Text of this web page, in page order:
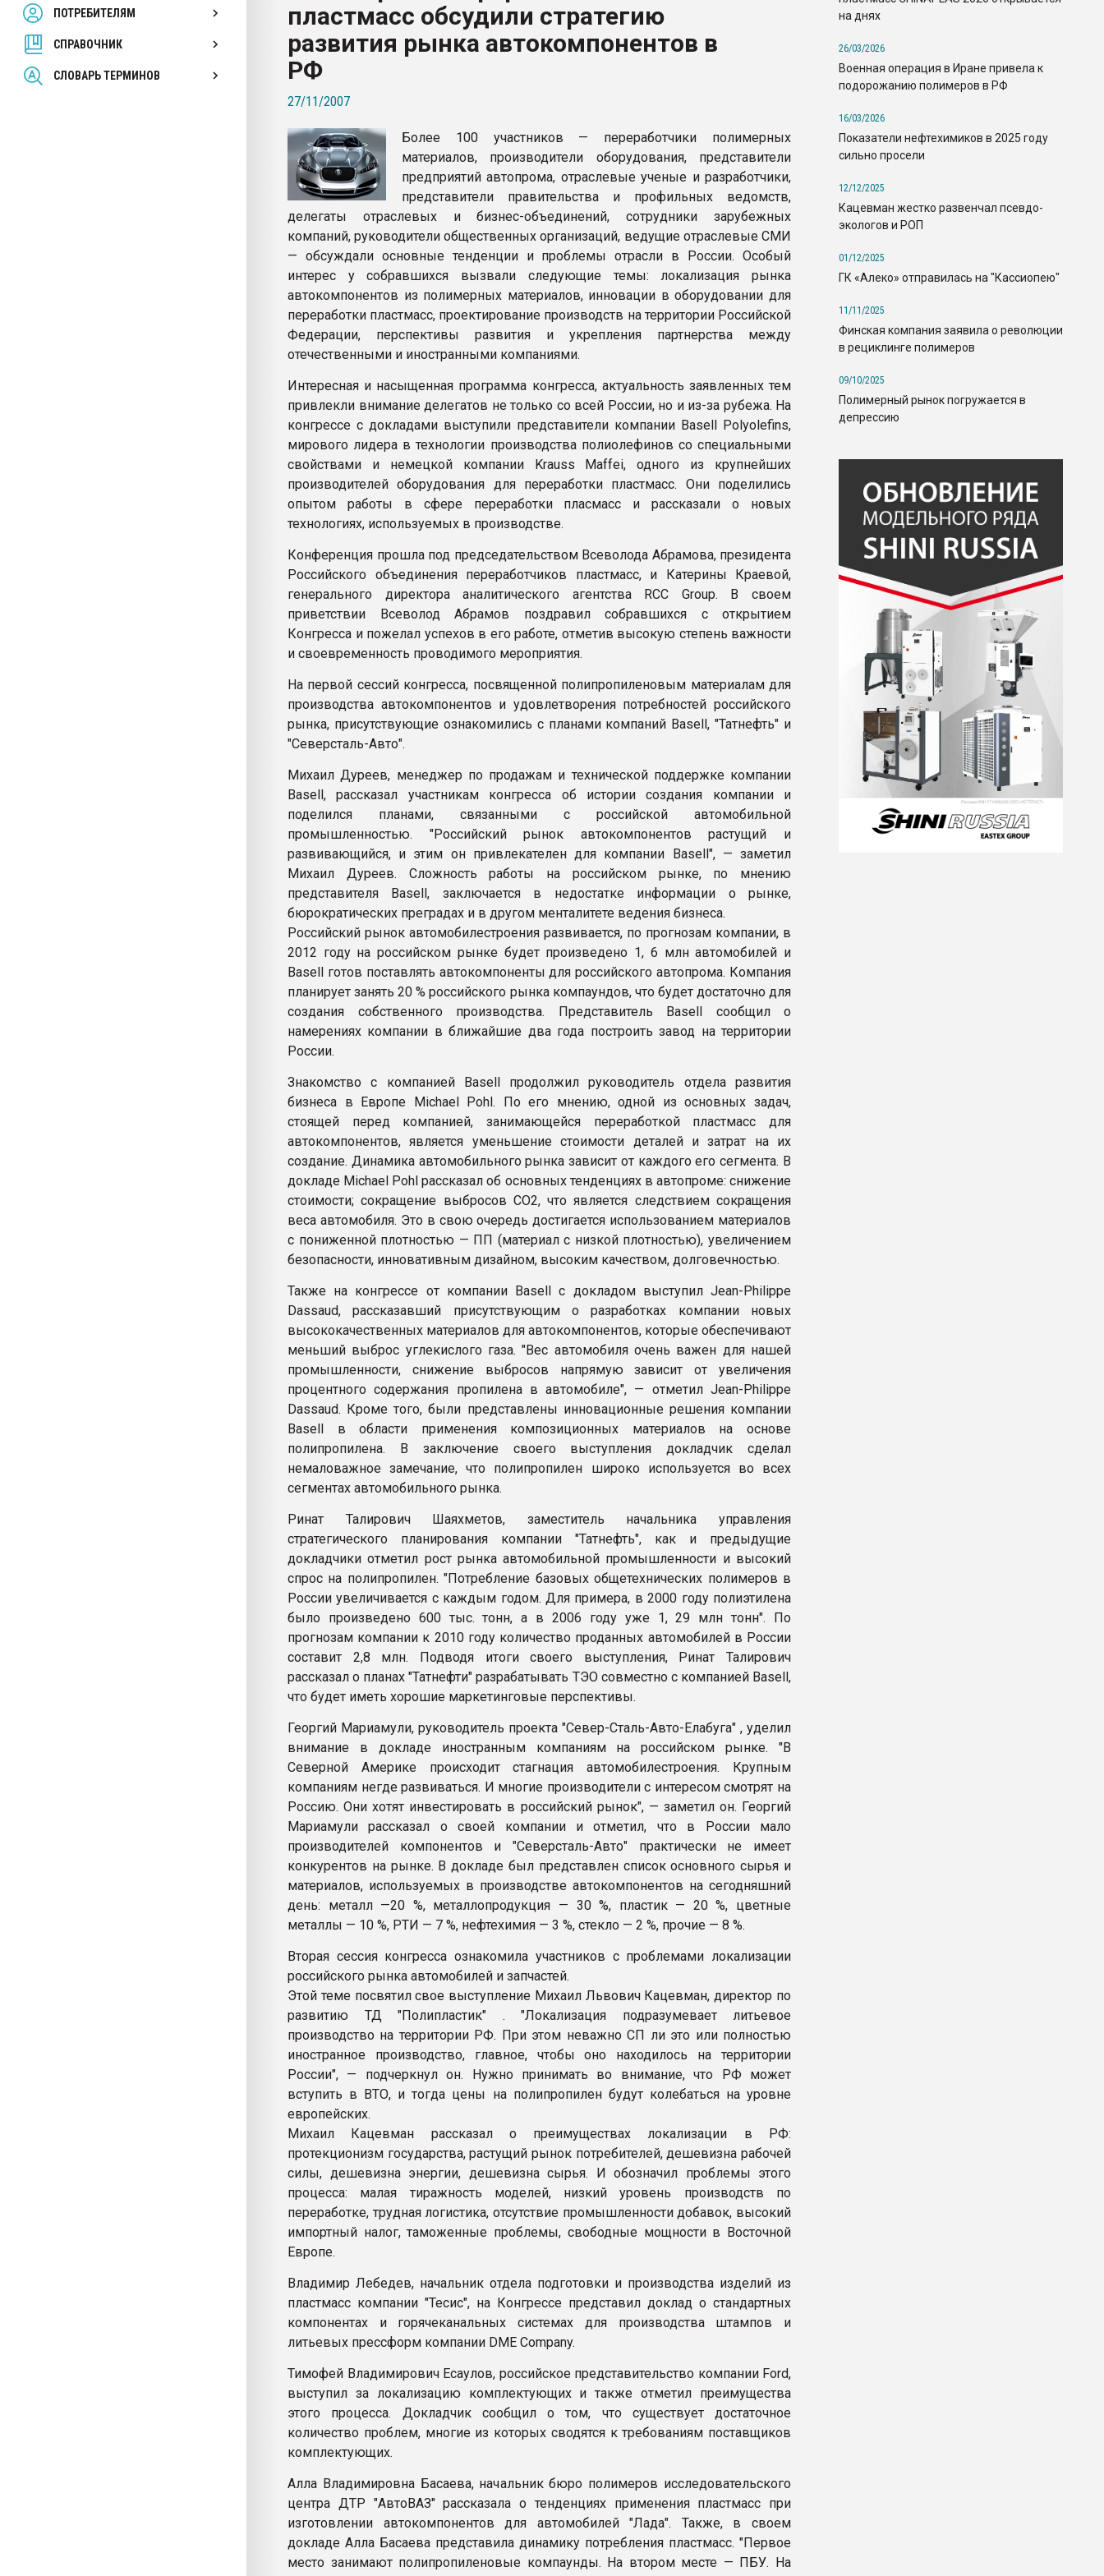
ПОТРЕБИТЕЛЯМ
СПРАВОЧНИК
СЛОВАРЬ ТЕРМИНОВ
Armaloy PC/ABS-1IM черный цвет
ПЕРЕЙТИ НА ФОРУМ
пластмасс обсудили стратегию
развития рынка автокомпонентов в
РФ
27/11/2007
Более 100 участников — переработчики полимерных
материалов, производители оборудования, представители
предприятий автопрома, отраслевые ученые и разработчики,
представители правительства и профильных ведомств,
делегаты отраслевых и бизнес-объединений, сотрудники зарубежных
компаний, руководители общественных организаций, ведущие отраслевые СМИ
— обсуждали основные тенденции и проблемы отрасли в России. Особый
интерес у собравшихся вызвали следующие темы: локализация рынка
автокомпонентов из полимерных материалов, инновации в оборудовании для
переработки пластмасс, проектирование производств на территории Российской
Федерации, перспективы развития и укрепления партнерства между
отечественными и иностранными компаниями.
Интересная и насыщенная программа конгресса, актуальность заявленных тем
привлекли внимание делегатов не только со всей России, но и из-за рубежа. На
конгрессе с докладами выступили представители компании Basell Polyolefins,
мирового лидера в технологии производства полиолефинов со специальными
свойствами и немецкой компании Krauss Maffei, одного из крупнейших
производителей оборудования для переработки пластмасс. Они поделились
опытом работы в сфере переработки пласмасс и рассказали о новых
технологиях, используемых в производстве.
Конференция прошла под председательством Всеволода Абрамова, президента
Российского объединения переработчиков пластмасс, и Катерины Краевой,
генерального директора аналитического агентства RCC Group. В своем
приветствии Всеволод Абрамов поздравил собравшихся с открытием
Конгресса и пожелал успехов в его работе, отметив высокую степень важности
и своевременность проводимого мероприятия.
На первой сессий конгресса, посвященной полипропиленовым материалам для
производства автокомпонентов и удовлетворения потребностей российского
рынка, присутствующие ознакомились с планами компаний Basell, "Татнефть" и
"Северсталь-Авто".
Михаил Дуреев, менеджер по продажам и технической поддержке компании
Basell, рассказал участникам конгресса об истории создания компании и
поделился планами, связанными с российской автомобильной
промышленностью. "Российский рынок автокомпонентов растущий и
развивающийся, и этим он привлекателен для компании Basell", — заметил
Михаил Дуреев. Сложность работы на российском рынке, по мнению
представителя Basell, заключается в недостатке информации о рынке,
бюрократических преградах и в другом менталитете ведения бизнеса.
Российский рынок автомобилестроения развивается, по прогнозам компании, в
2012 году на российском рынке будет произведено 1, 6 млн автомобилей и
Basell готов поставлять автокомпоненты для российского автопрома. Компания
планирует занять 20 % российского рынка компаундов, что будет достаточно для
создания собственного производства. Представитель Basell сообщил о
намерениях компании в ближайшие два года построить завод на территории
России.
Знакомство с компанией Basell продолжил руководитель отдела развития
бизнеса в Европе Michael Pohl. По его мнению, одной из основных задач,
стоящей перед компанией, занимающейся переработкой пластмасс для
автокомпонентов, является уменьшение стоимости деталей и затрат на их
создание. Динамика автомобильного рынка зависит от каждого его сегмента. В
докладе Michael Pohl рассказал об основных тенденциях в автопроме: снижение
стоимости; сокращение выбросов CO2, что является следствием сокращения
веса автомобиля. Это в свою очередь достигается использованием материалов
с пониженной плотностью — ПП (материал с низкой плотностью), увеличением
безопасности, инновативным дизайном, высоким качеством, долговечностью.
Также на конгрессе от компании Basell с докладом выступил Jean-Philippe
Dassaud, рассказавший присутствующим о разработках компании новых
высококачественных материалов для автокомпонентов, которые обеспечивают
меньший выброс углекислого газа. "Вес автомобиля очень важен для нашей
промышленности, снижение выбросов напрямую зависит от увеличения
процентного содержания пропилена в автомобиле", — отметил Jean-Philippe
Dassaud. Кроме того, были представлены инновационные решения компании
Basell в области применения композиционных материалов на основе
полипропилена. В заключение своего выступления докладчик сделал
немаловажное замечание, что полипропилен широко используется во всех
сегментах автомобильного рынка.
Ринат Талирович Шаяхметов, заместитель начальника управления
стратегического планирования компании "Татнефть", как и предыдущие
докладчики отметил рост рынка автомобильной промышленности и высокий
спрос на полипропилен. "Потребление базовых общетехнических полимеров в
России увеличивается с каждым годом. Для примера, в 2000 году полиэтилена
было произведено 600 тыс. тонн, а в 2006 году уже 1, 29 млн тонн". По
прогнозам компании к 2010 году количество проданных автомобилей в России
составит 2,8 млн. Подводя итоги своего выступления, Ринат Талирович
рассказал о планах "Татнефти" разрабатывать ТЭО совместно с компанией Basell,
что будет иметь хорошие маркетинговые перспективы.
Георгий Мариамули, руководитель проекта "Север-Сталь-Авто-Елабуга" , уделил
внимание в докладе иностранным компаниям на российском рынке. "В
Северной Америке происходит стагнация автомобилестроения. Крупным
компаниям негде развиваться. И многие производители с интересом смотрят на
Россию. Они хотят инвестировать в российский рынок", — заметил он. Георгий
Мариамули рассказал о своей компании и отметил, что в России мало
производителей компонентов и "Северсталь-Авто" практически не имеет
конкурентов на рынке. В докладе был представлен список основного сырья и
материалов, используемых в производстве автокомпонентов на сегодняшний
день: металл —20 %, металлопродукция — 30 %, пластик — 20 %, цветные
металлы — 10 %, РТИ — 7 %, нефтехимия — 3 %, стекло — 2 %, прочие — 8 %.
Вторая сессия конгресса ознакомила участников с проблемами локализации
российского рынка автомобилей и запчастей.
Этой теме посвятил свое выступление Михаил Львович Кацевман, директор по
развитию ТД "Полипластик" . "Локализация подразумевает литьевое
производство на территории РФ. При этом неважно СП ли это или полностью
иностранное производство, главное, чтобы оно находилось на территории
России", — подчеркнул он. Нужно принимать во внимание, что РФ может
вступить в ВТО, и тогда цены на полипропилен будут колебаться на уровне
европейских.
Михаил Кацевман рассказал о преимуществах локализации в РФ:
протекционизм государства, растущий рынок потребителей, дешевизна рабочей
силы, дешевизна энергии, дешевизна сырья. И обозначил проблемы этого
процесса: малая тиражность моделей, низкий уровень производств по
переработке, трудная логистика, отсутствие промышленности добавок, высокий
импортный налог, таможенные проблемы, свободные мощности в Восточной
Европе.
Владимир Лебедев, начальник отдела подготовки и производства изделий из
пластмасс компании "Тесис", на Конгрессе представил доклад о стандартных
компонентах и горячеканальных системах для производства штампов и
литьевых прессформ компании DME Company.
Тимофей Владимирович Есаулов, российское представительство компании Ford,
выступил за локализацию комплектующих и также отметил преимущества
этого процесса. Докладчик сообщил о том, что существует достаточное
количество проблем, многие из которых сводятся к требованиям поставщиков
комплектующих.
Алла Владимировна Басаева, начальник бюро полимеров исследовательского
центра ДТР "АвтоВАЗ" рассказала о тенденциях применения пластмасс при
изготовлении автокомпонентов для автомобилей "Лада". Также, в своем
докладе Алла Басаева представила динамику потребления пластмасс. "Первое
место занимают полипропиленовые компаунды. На втором месте — ПБУ. На
на днях
26/03/2026
Военная операция в Иране привела к
подорожанию полимеров в РФ
16/03/2026
Показатели нефтехимиков в 2025 году
сильно просели
12/12/2025
Кацевман жестко развенчал псевдо-
экологов и РОП
01/12/2025
ГК «Алеко» отправилась на "Кассиопею"
11/11/2025
Финская компания заявила о революции
в рециклинге полимеров
09/10/2025
Полимерный рынок погружается в
депрессию